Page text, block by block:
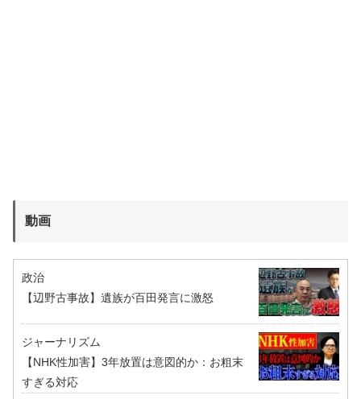
動画
政治
【辺野古事故】遺族が百田発言に激怒
ジャーナリズム
【NHK性加害】3年放置は意図的か：お粗末
すぎる対応